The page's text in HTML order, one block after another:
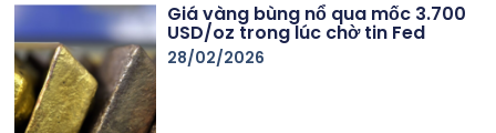
Giá vàng bùng nổ qua mốc 3.700
USD/oz trong lúc chờ tin Fed
28/02/2026